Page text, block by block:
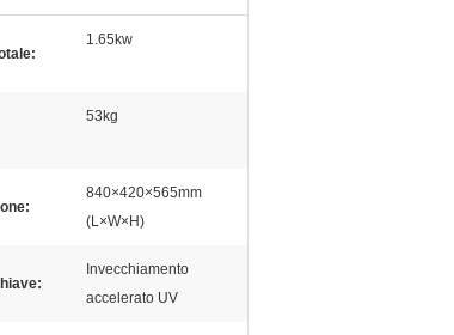
1.65kw
53kg
840×420×565mm
(L×W×H)
Invecchiamento
accelerato UV